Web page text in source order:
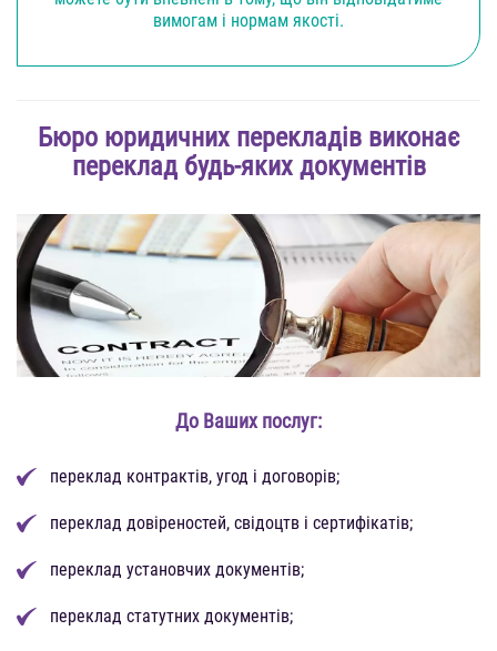
вимогам і нормам якості.
Бюро юридичних перекладів виконає
переклад будь-яких документів
До Ваших послуг:
переклад контрактів, угод і договорів;
переклад довіреностей, свідоцтв і сертифікатів;
переклад установчих документів;
переклад статутних документів;